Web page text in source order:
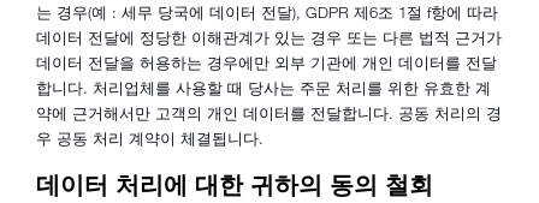
는 경우(예 : 세무 당국에 데이터 전달), GDPR 제6조 1절 f항에 따라
데이터 전달에 정당한 이해관계가 있는 경우 또는 다른 법적 근거가
데이터 전달을 허용하는 경우에만 외부 기관에 개인 데이터를 전달
합니다. 처리업체를 사용할 때 당사는 주문 처리를 위한 유효한 계
약에 근거해서만 고객의 개인 데이터를 전달합니다. 공동 처리의 경
우 공동 처리 계약이 체결됩니다.
데이터 처리에 대한 귀하의 동의 철회